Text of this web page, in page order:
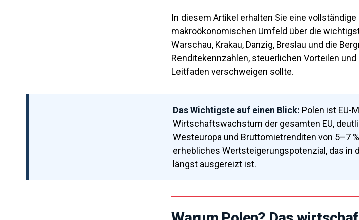
In diesem Artikel erhalten Sie eine
makroökonomischen Umfeld über die
Warschau, Krakau, Danzig, Breslau und die
Renditekennzahlen, steuerlichen Vorteilen
Leitfaden verschweigen sollte.
Das Wichtigste auf einen Blick: Polen ist EU-
Wirtschaftswachstum der gesamten EU,
Westeuropa und Bruttomietrenditen von 5–7
erhebliches Wertsteigerungspotenzial, das in
längst ausgereizt ist.